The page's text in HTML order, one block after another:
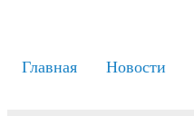
Главная Новости